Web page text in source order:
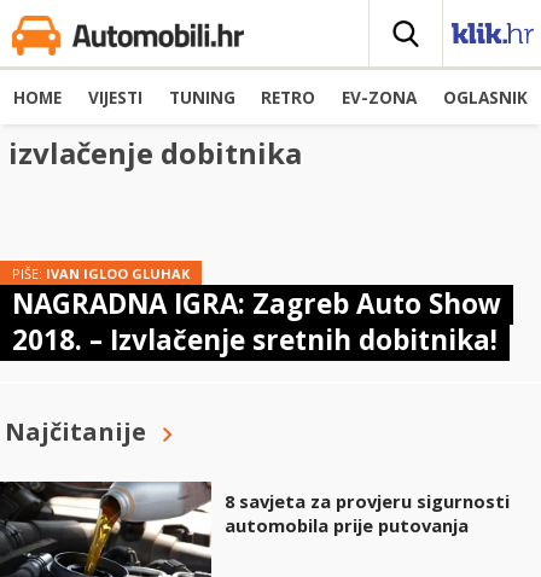
HOME VIJESTI TUNING RETRO EV-ZONA OGLASNIK
izvlačenje dobitnika
PIŠE: IVAN IGLOO GLUHAK
NAGRADNA IGRA: Zagreb Auto Show
2018. – Izvlačenje sretnih dobitnika!
Najčitanije
8 savjeta za provjeru sigurnosti
automobila prije putovanja